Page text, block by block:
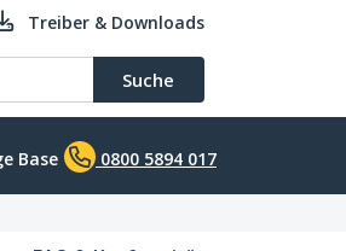
Treiber & Downloads
Suche
Base 0800 5894 017